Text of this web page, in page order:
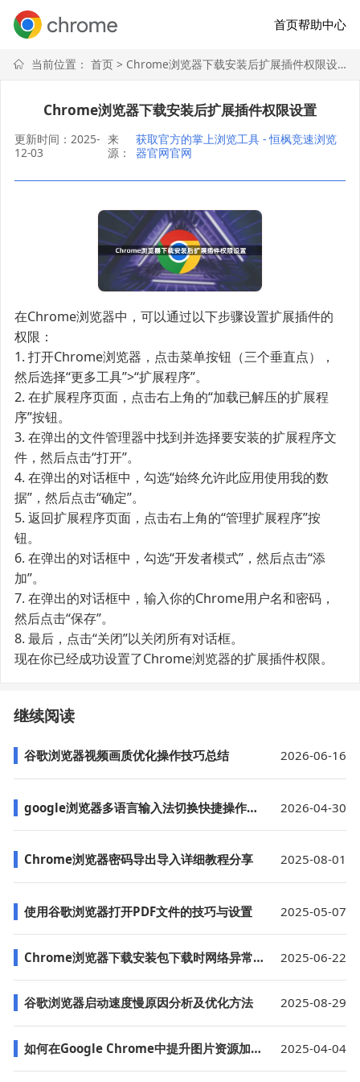
首页帮助中心
当前位置： 首页> Chrome浏览器下载安装后扩展插件权限设置
Chrome浏览器下载安装后扩展插件权限设置
更新时间：2025-
12-03
来
源：
获取官方的掌上浏览工具 - 恒枫竞速浏览
器官网官网
在Chrome浏览器中，可以通过以下步骤设置扩展插件的
权限：
1. 打开Chrome浏览器，点击菜单按钮（三个垂直点），
然后选择“更多工具”>“扩展程序”。
2. 在扩展程序页面，点击右上角的“加载已解压的扩展程
序”按钮。
3. 在弹出的文件管理器中找到并选择要安装的扩展程序文
件，然后点击“打开”。
4. 在弹出的对话框中，勾选“始终允许此应用使用我的数
据”，然后点击“确定”。
5. 返回扩展程序页面，点击右上角的“管理扩展程序”按
钮。
6. 在弹出的对话框中，勾选“开发者模式”，然后点击“添
加”。
7. 在弹出的对话框中，输入你的Chrome用户名和密码，
然后点击“保存”。
8. 最后，点击“关闭”以关闭所有对话框。
现在你已经成功设置了Chrome浏览器的扩展插件权限。
继续阅读
谷歌浏览器视频画质优化操作技巧总结 2026-06-16
google浏览器多语言输入法切换快捷操作步骤 2026-04-30
Chrome浏览器密码导出导入详细教程分享 2025-08-01
使用谷歌浏览器打开PDF文件的技巧与设置 2025-05-07
Chrome浏览器下载安装包下载时网络异常解决方案 2025-06-22
谷歌浏览器启动速度慢原因分析及优化方法 2025-08-29
如何在Google Chrome中提升图片资源加载的优先级 2025-04-04